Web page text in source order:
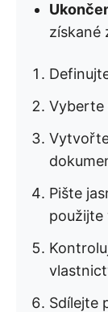
získané
Vyberte
Pište
použijte
Sdílejte